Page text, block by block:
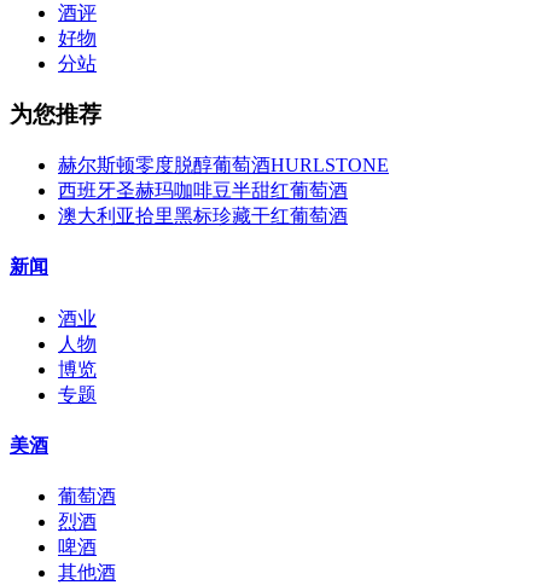
酒评
好物
分站
为您推荐
赫尔斯顿零度脱醇葡萄酒HURLSTONE
西班牙圣赫玛咖啡豆半甜红葡萄酒
澳大利亚拾里黑标珍藏干红葡萄酒
新闻
酒业
人物
博览
专题
美酒
葡萄酒
烈酒
啤酒
其他酒